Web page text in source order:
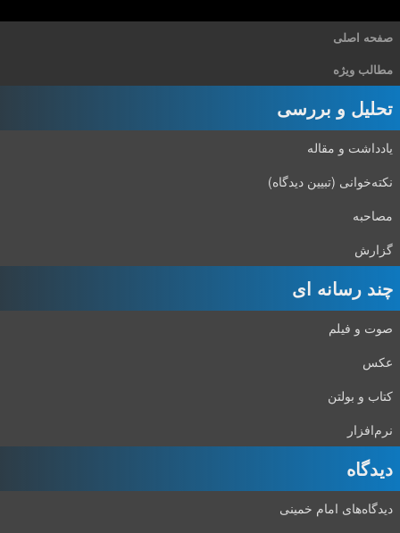
صفحه اصلی
مطالب ویژه
تحلیل و بررسی
یادداشت و مقاله
نکته‌خوانی (تبیین دیدگاه)
مصاحبه
گزارش
چند رسانه ای
صوت و فیلم
عکس
کتاب و بولتن
نرم‌افزار
دیدگاه‌
دیدگاه‌های امام خمینی